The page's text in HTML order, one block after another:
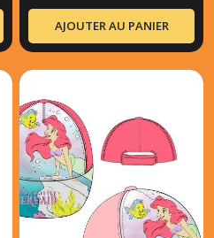
AJOUTER AU PANIER